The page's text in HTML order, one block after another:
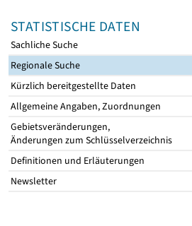
STATISTISCHE DATEN
Sachliche Suche
Regionale Suche
Kürzlich bereitgestellte Daten
Allgemeine Angaben, Zuordnungen
Gebietsveränderungen,
Änderungen zum Schlüsselverzeichnis
Definitionen und Erläuterungen
Newsletter